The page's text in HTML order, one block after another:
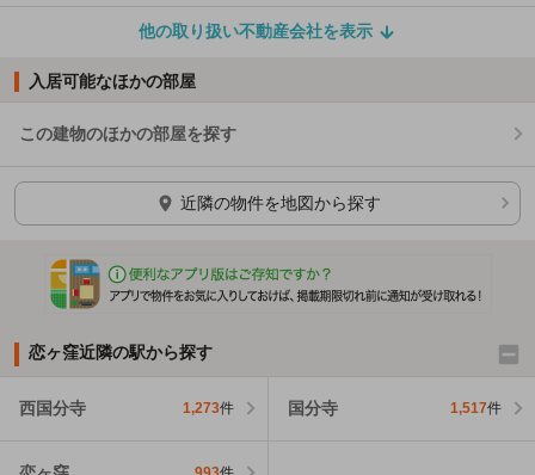
他の取り扱い不動産会社を表示
入居可能なほかの部屋
この建物のほかの部屋を探す
ほかの部屋を検索中…
近隣の物件を地図から探す
恋ヶ窪近隣の駅から探す
西国分寺 1,273件 国分寺 1,517件